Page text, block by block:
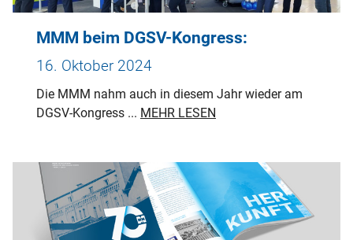
MMM beim DGSV-Kongress:
16. Oktober 2024
Die MMM nahm auch in diesem Jahr wieder am
DGSV-Kongress ... MEHR LESEN